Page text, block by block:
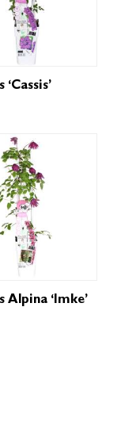
Alpina ‘Imke’